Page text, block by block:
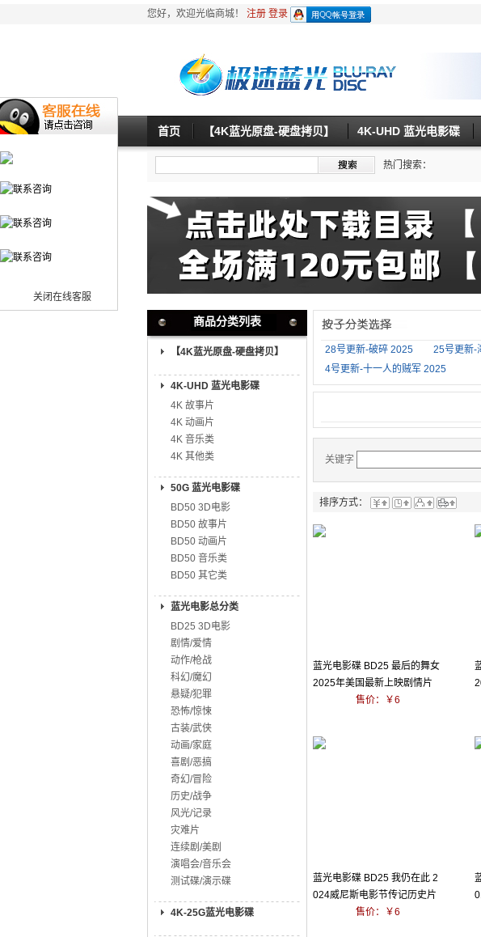
关闭在线客服
您好，欢迎光临商城！ 注册 登录
首页 【4K蓝光原盘-硬盘拷贝】 4K-UHD 蓝光电影碟
热门搜索：
商品分类列表
【4K蓝光原盘-硬盘拷贝】
4K-UHD 蓝光电影碟
4K 故事片
4K 动画片
4K 音乐类
4K 其他类
50G 蓝光电影碟
BD50 3D电影
BD50 故事片
BD50 动画片
BD50 音乐类
BD50 其它类
蓝光电影总分类
BD25 3D电影
剧情/爱情
动作/枪战
科幻/魔幻
悬疑/犯罪
恐怖/惊悚
古装/武侠
动画/家庭
喜剧/恶搞
奇幻/冒险
历史/战争
风光/记录
灾难片
连续剧/美剧
演唱会/音乐会
测试碟/演示碟
4K-25G蓝光电影碟
28号更新-破碎 2025 25号更新-
4号更新-十一人的贼军 2025
关键字
排序方式：
蓝光电影碟 BD25 最后的舞女
2025年美国最新上映剧情片
售价：￥6
蓝光电影碟 BD25 我仍在此 2
024威尼斯电影节传记历史片
售价：￥6